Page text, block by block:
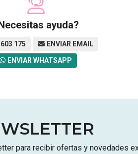
ayuda?
175 ENVIAR EMAIL
ENVIAR WHATSAPP
para recibir ofertas y novedades